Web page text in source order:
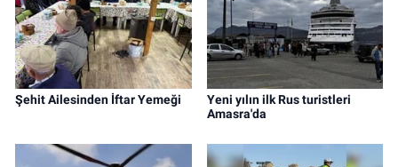
Şehit Ailesinden İftar Yemeği
Yeni yılın ilk Rus turistleri
Amasra'da